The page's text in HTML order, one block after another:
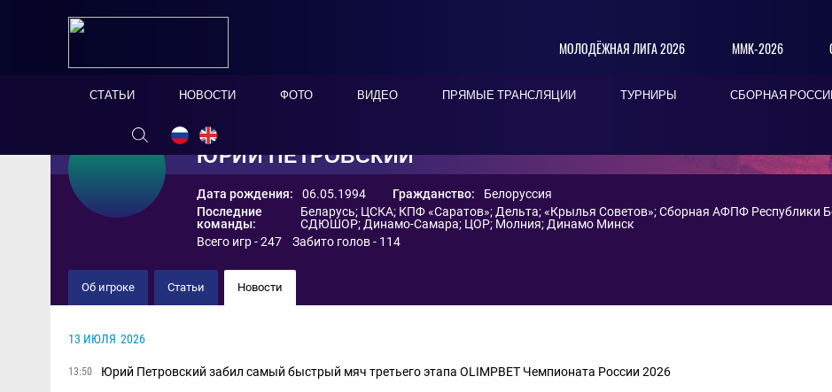
МОЛОДЁЖНАЯ ЛИГА 2026 ММК-2026
СТАТЬИ НОВОСТИ ФОТО ВИДЕО ПРЯМЫЕ ТРАНСЛЯЦИИ ТУРНИРЫ СБОРНАЯ
ЮРИЙ ПЕТРОВСКИЙ
Дата рождения: 06.05.1994 Гражданство:
Белоруссия
Последние
команды:
Беларусь; ЦСКА; КПФ «Саратов»; Дельта;«Крылья Советов»;Сборная АФПФ Республики
СДЮШОР; Динамо-Самара; ЦОР; Молния; Динамо Минск
Всего игр - 247 Забито голов - 114
Об игроке Статьи Новости
13 ИЮЛЯ 2026
13:50 Юрий Петровский забил самый быстрый мяч третьего этапа OLIMPBET Чемпионата России 2026